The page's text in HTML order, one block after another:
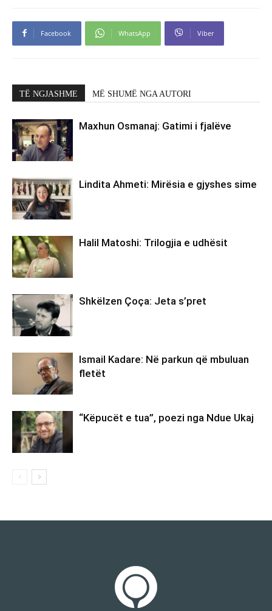
Facebook WhatsApp Viber
TË NGJASHME MË SHUMË NGA AUTORI
Maxhun Osmanaj: Gatimi i fjalëve
Lindita Ahmeti: Mirësia e gjyshes sime
Halil Matoshi: Trilogjia e udhësit
Shkëlzen Çoça: Jeta s’pret
Ismail Kadare: Në parkun që mbuluan
fletët
“Këpucët e tua”, poezi nga Ndue Ukaj